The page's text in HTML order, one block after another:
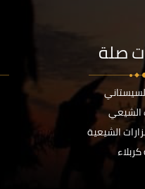
صلة
الشيعي
الشيعية